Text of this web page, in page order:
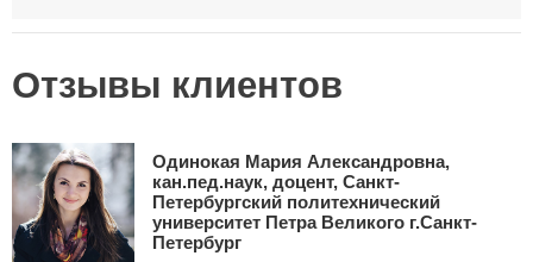
Отзывы клиентов
Одинокая Мария Александровна,
кан.пед.наук, доцент, Санкт-
Петербургский политехнический
университет Петра Великого г.Санкт-
Петербург